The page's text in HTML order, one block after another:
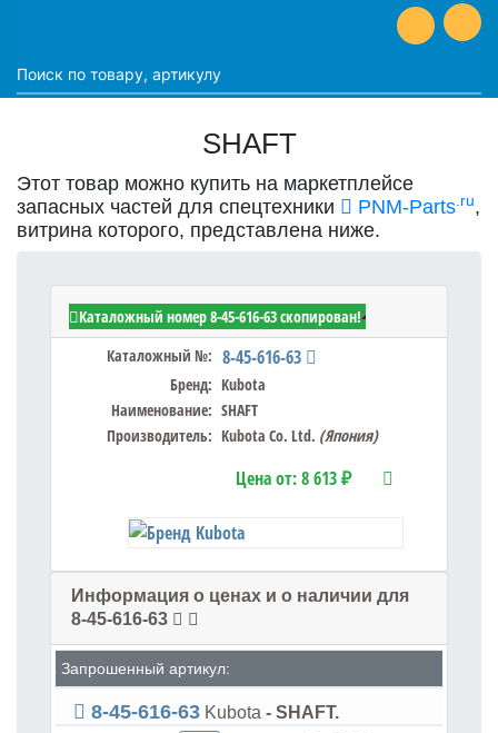
SHAFT
Этот товар можно купить на маркетплейсе
запасных частей для спецтехники
PNM-Parts.ru,
витрина которого, представлена ниже.
Kubota 8-45-616-63 - SHAFT
Каталожный №: 8-45-616-63
Бренд: Kubota
Наименование: SHAFT
Производитель: Kubota Co. Ltd. (Япония)
Цена от:8 613 ₽
Каталожный номер 8-45-616-63 скопирован!
Информация о ценах и о наличии для
8-45-616-63
Запрошенный артикул:
8-45-616-63 Kubota - SHAFT.